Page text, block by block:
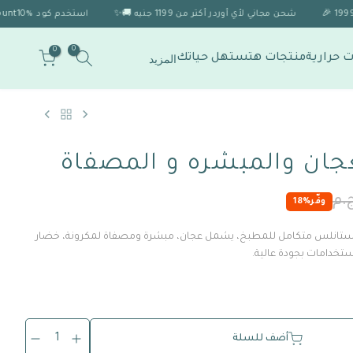
استخدم كود Discount10% 🎁 للحصول على خصم 10% لو الاوردر اكتر من 1999 🎉 شحن مجاني لأي أوردر أكتر من 1199 جنيه 🚚✨
حراريةمنتجات هتستهل حياتكالمزيد
0
0
والمبشره و المصفاة
وفّر18%
متكامل للمطبخ، يشمل عجان، مبشرة ومصفاة لمكرونة، خضار
بجودة عالية.
أضف للسلة 1